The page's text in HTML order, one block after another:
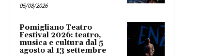
05/08/2026
Pomigliano Teatro
Festival 2026: teatro,
musica e cultura dal 5
agosto al 13 settembre